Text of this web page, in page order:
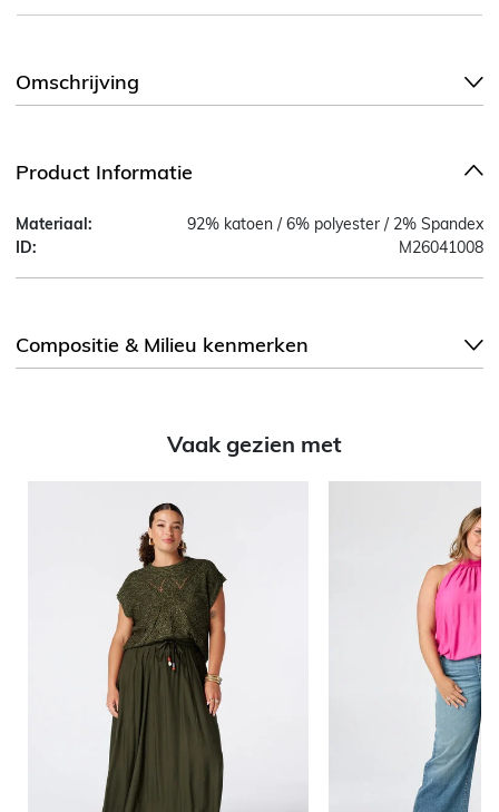
Omschrijving
Product Informatie
Materiaal:
92% katoen / 6% polyester / 2% Spandex
ID:
M26041008
Compositie & Milieu kenmerken
Vaak gezien met